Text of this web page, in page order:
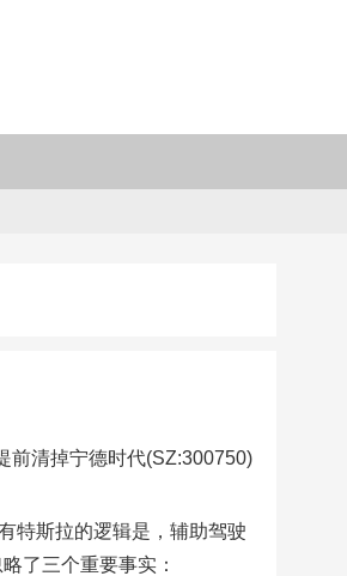
前清掉宁德时代(SZ:300750)
特斯拉的逻辑是，辅助驾驶
了三个重要事实：